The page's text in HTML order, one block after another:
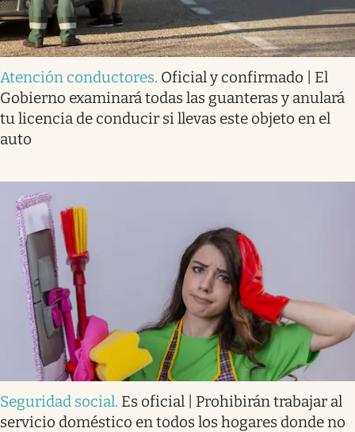
Atención conductores. Oficial y confirmado | El
Gobierno examinará todas las guanteras y anulará
tu licencia de conducir si llevas este objeto en el
auto
Seguridad social. Es oficial | Prohibirán trabajar al
servicio doméstico en todos los hogares donde no